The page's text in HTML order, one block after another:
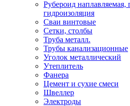
Рубероид наплавляемая,
гидроизоляция
Сваи винтовые
Сетки, столбы
Труба металл.
Трубы канализационные
Уголок металлический
Утеплитель
Фанера
Цемент и сухие смеси
Швеллер
Электроды